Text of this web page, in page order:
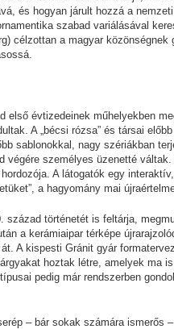
és hogyan járult hozzá a
szabad variálásával
célzottan a magyar
első évtizedeinek műhelyekben
A „bécsi rózsa” és társai
sablonokkal, nagy szériákban
végére személyes üzenetté
hordozója. A látogatók egy
a hagyomány mai
század történetét is feltárja,
a kerámiaipar térképe
A kispesti Gránit gyár
hoztak létre, amelyek ma
pedig már rendszerben
– bár sokak számára ismerős